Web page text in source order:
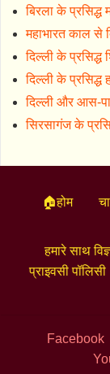
बिरला के प्रसिद्ध
महाभारत काल से
दिल्ली के प्रसिद्ध
दिल्ली के प्रसिद्ध
दिल्ली और आस-
सिरसागंज के
🏠होम
हमारे साथ
प्राइवसी पॉलिसी
Facebook